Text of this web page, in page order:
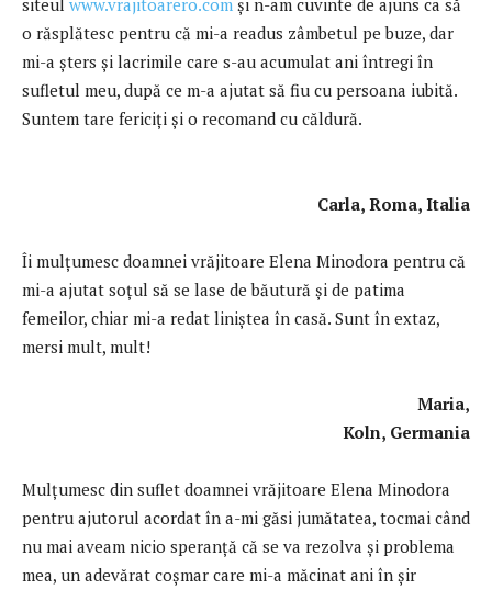
o răsplătesc pentru că mi-a readus zâmbetul pe buze, dar
mi-a şters și lacrimile care s-au acumulat ani întregi în
sufletul meu, după ce m-a ajutat să fiu cu persoana iubită.
Suntem tare fericiți și o recomand cu căldură.
Carla, Roma, Italia
Îi mulţumesc doamnei vrăjitoare Elena Minodora pentru că
mi-a ajutat soţul să se lase de băutură şi de patima
femeilor, chiar mi-a redat liniştea în casă. Sunt în extaz,
mersi mult, mult!
Maria,
Koln, Germania
Mulţumesc din suflet doamnei vrăjitoare Elena Minodora
pentru ajutorul acordat în a-mi găsi jumătatea, tocmai când
nu mai aveam nicio speranţă că se va rezolva şi problema
mea, un adevărat coșmar care mi-a măcinat ani în șir